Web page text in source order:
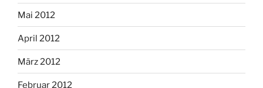
Mai 2012
April 2012
März 2012
Februar 2012